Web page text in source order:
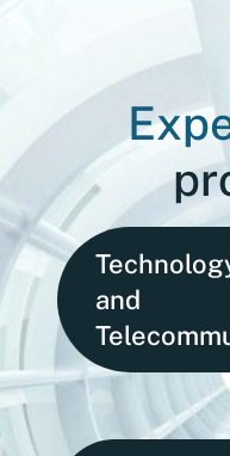
and